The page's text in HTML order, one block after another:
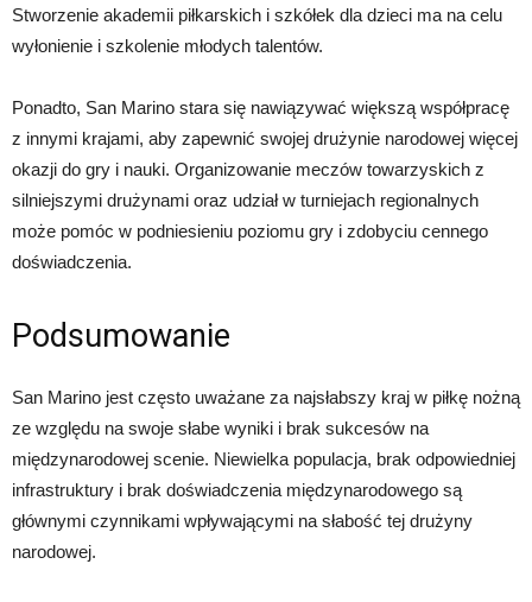
Stworzenie akademii piłkarskich i szkółek dla dzieci ma na celu
wyłonienie i szkolenie młodych talentów.
Ponadto, San Marino stara się nawiązywać większą współpracę
z innymi krajami, aby zapewnić swojej drużynie narodowej więcej
okazji do gry i nauki. Organizowanie meczów towarzyskich z
silniejszymi drużynami oraz udział w turniejach regionalnych
może pomóc w podniesieniu poziomu gry i zdobyciu cennego
doświadczenia.
Podsumowanie
San Marino jest często uważane za najsłabszy kraj w piłkę nożną
ze względu na swoje słabe wyniki i brak sukcesów na
międzynarodowej scenie. Niewielka populacja, brak odpowiedniej
infrastruktury i brak doświadczenia międzynarodowego są
głównymi czynnikami wpływającymi na słabość tej drużyny
narodowej.